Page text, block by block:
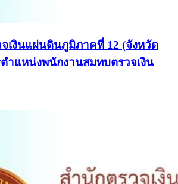
เงินแผ่นดินภูมิภาคที่ 12 (จังหวัด
ำแหน่งพนักงานสมทบตรวจเงิน